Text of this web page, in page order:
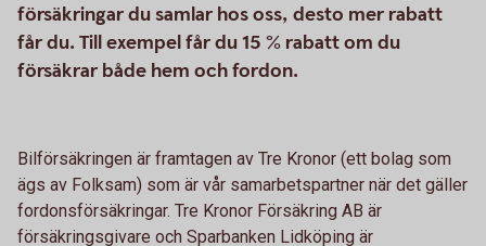
försäkringar du samlar hos oss, desto mer rabatt
får du. Till exempel får du 15 % rabatt om du
försäkrar både hem och fordon.
Bilförsäkringen är framtagen av Tre Kronor (ett bolag som
ägs av Folksam) som är vår samarbetspartner när det gäller
fordonsförsäkringar. Tre Kronor Försäkring AB är
försäkringsgivare och Sparbanken Lidköping är